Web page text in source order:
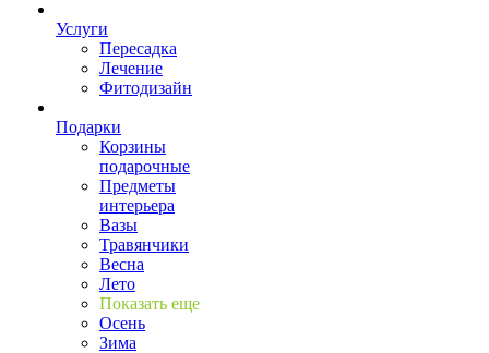
Услуги
Пересадка
Лечение
Фитодизайн
Подарки
Корзины
подарочные
Предметы
интерьера
Вазы
Травянчики
Весна
Лето
Показать еще
Осень
Зима